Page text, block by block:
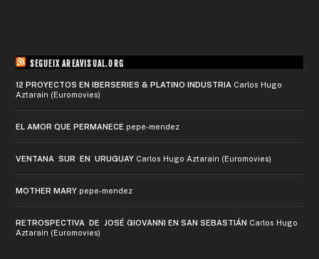
SEGUEIX AREAVISUAL.ORG
12 PROYECTOS EN IBERSERIES & PLATINO INDUSTRIA Carlos Hugo
Aztarain (Euromovies)
EL AMOR QUE PERMANECE pepe-mendez
VENTANA SUR EN URUGUAY Carlos Hugo Aztarain (Euromovies)
MOTHER MARY pepe-mendez
RETROSPECTIVA DE JOSÉ GIOVANNI EN SAN SEBASTIÁN Carlos Hugo
Aztarain (Euromovies)